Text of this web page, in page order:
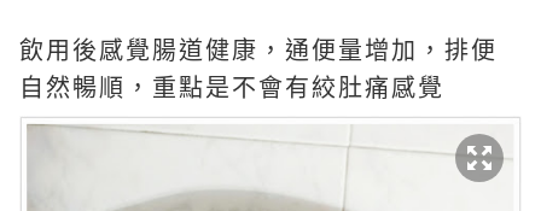
飲用後感覺腸道健康，通便量增加，排便
自然暢順，重點是不會有絞肚痛感覺